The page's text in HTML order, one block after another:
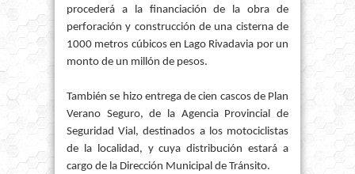
procederá a la financiación de la obra de
perforación y construcción de una cisterna de
1000 metros cúbicos en Lago Rivadavia por un
monto de un millón de pesos.
También se hizo entrega de cien cascos de Plan
Verano Seguro, de la Agencia Provincial de
Seguridad Vial, destinados a los motociclistas
de la localidad, y cuya distribución estará a
cargo de la Dirección Municipal de Tránsito.